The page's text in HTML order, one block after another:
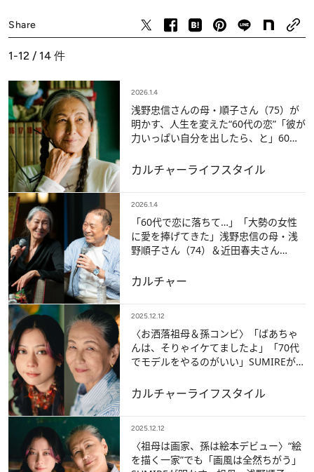
後、画家として創作を続ける。ファッションアイコンとし
ても注目を浴び、現在は、さまざまなブランドのモデルと
しても再び活動を繰り広げている。
Share
1-12 / 14 件
2026.1.4
浅野忠信さんの母・順子さん（75）が
明かす、人生を変えた“60代の恋”「彼が
力いっぱい自分を出したら、と」60代
へ…
カルチャーライフスタイル
2026.1.4
「60代で恋に落ちて…」「大勢の女性
に愛を捧げてきた」浅野忠信の母・浅
野順子さん（74）＆近田春夫さん
の恋」【ベスト記事2025】
カルチャー
2025.12.12
〈お洒落祖母＆孫コンビ〉「ばあちゃ
んは、そりゃイケてましたよ」「70代
でモデルをやるのがいい」SUMIREが明
激”とは？
カルチャーライフスタイル
2025.12.12
〈祖母は画家、孫は絵本デビュー〉“絵
を描く一家”でも「画風は全然ちがう」